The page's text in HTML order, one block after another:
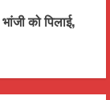
को पिलाई,